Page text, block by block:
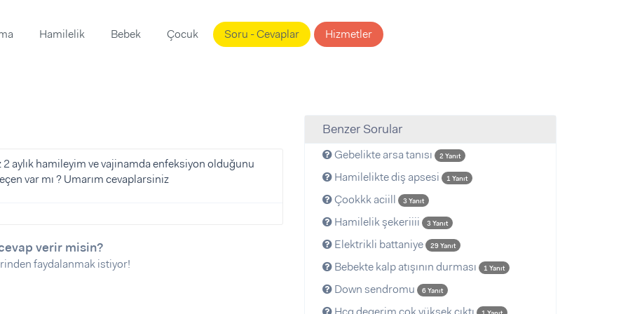
Hamilelik Bebek Çocuk Soru - Cevaplar Hizmetler
aylık hamileyim ve vajinamda enfeksiyon olduğunu
var mı ? Umarım cevaplarsiniz
verir misin?
faydalanmak istiyor!
Benzer Sorular
Gebelikte arsa tanısı 2 Yanıt
Hamilelikte diş apsesi 1 Yanıt
Çookkk aciill 3 Yanıt
Hamilelik şekeriiii 3 Yanıt
Elektrikli battaniye 29 Yanıt
Bebekte kalp atışının durması 1 Yanıt
Down sendromu 6 Yanıt